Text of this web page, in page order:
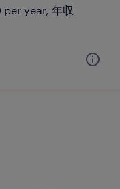
year, 年収